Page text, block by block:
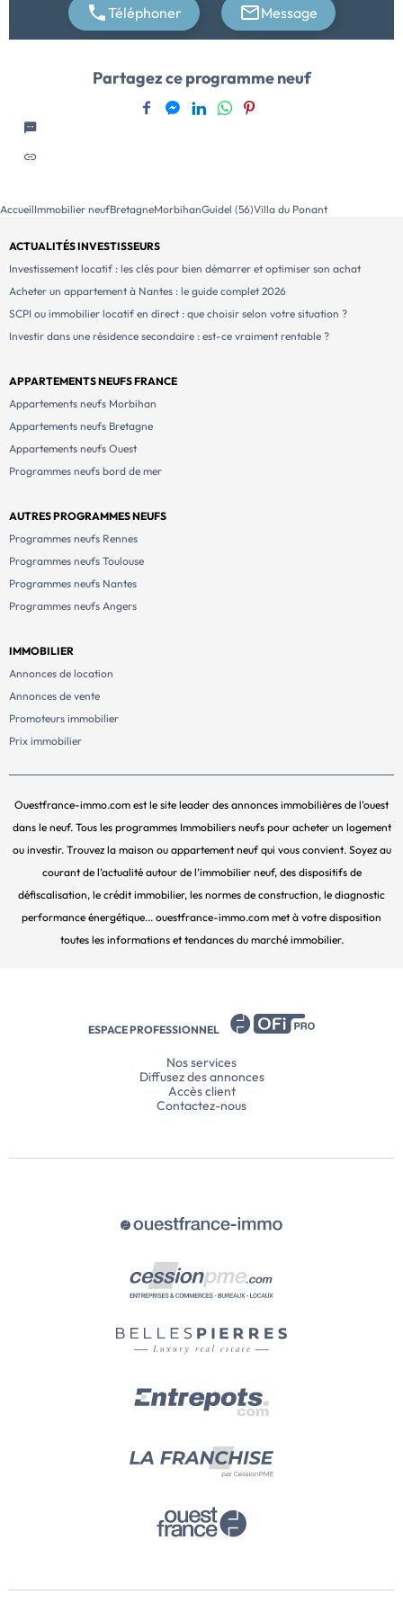
paysages exceptionnels, tout en bénéficiant d'un
logement moderne et écologique. Si vous souhaitez […]
Voir le programme immobilier neuf >>
Téléphoner Message
Partagez ce programme neuf
AccueilImmobilier neufBretagneMorbihanGuidel (56)Villa du Ponant
ACTUALITÉS INVESTISSEURS
Investissement locatif : les clés pour bien démarrer et optimiser son achat
Acheter un appartement à Nantes : le guide complet 2026
SCPI ou immobilier locatif en direct : que choisir selon votre situation ?
Investir dans une résidence secondaire : est-ce vraiment rentable ?
APPARTEMENTS NEUFS FRANCE
Appartements neufs Morbihan
Appartements neufs Bretagne
Appartements neufs Ouest
Programmes neufs bord de mer
AUTRES PROGRAMMES NEUFS
Programmes neufs Rennes
Programmes neufs Toulouse
Programmes neufs Nantes
Programmes neufs Angers
IMMOBILIER
Annonces de location
Annonces de vente
Promoteurs immobilier
Prix immobilier
Ouestfrance-immo.com est le site leader des annonces immobilières de l'ouest
dans le neuf. Tous les programmes Immobiliers neufs pour acheter un logement
ou investir. Trouvez la maison ou appartement neuf qui vous convient. Soyez au
courant de l’actualité autour de l’immobilier neuf, des dispositifs de
défiscalisation, le crédit immobilier, les normes de construction, le diagnostic
performance énergétique... ouestfrance-immo.com met à votre disposition
toutes les informations et tendances du marché immobilier.
ESPACE PROFESSIONNEL
Nos services
Diffusez des annonces
Accès client
Contactez-nous